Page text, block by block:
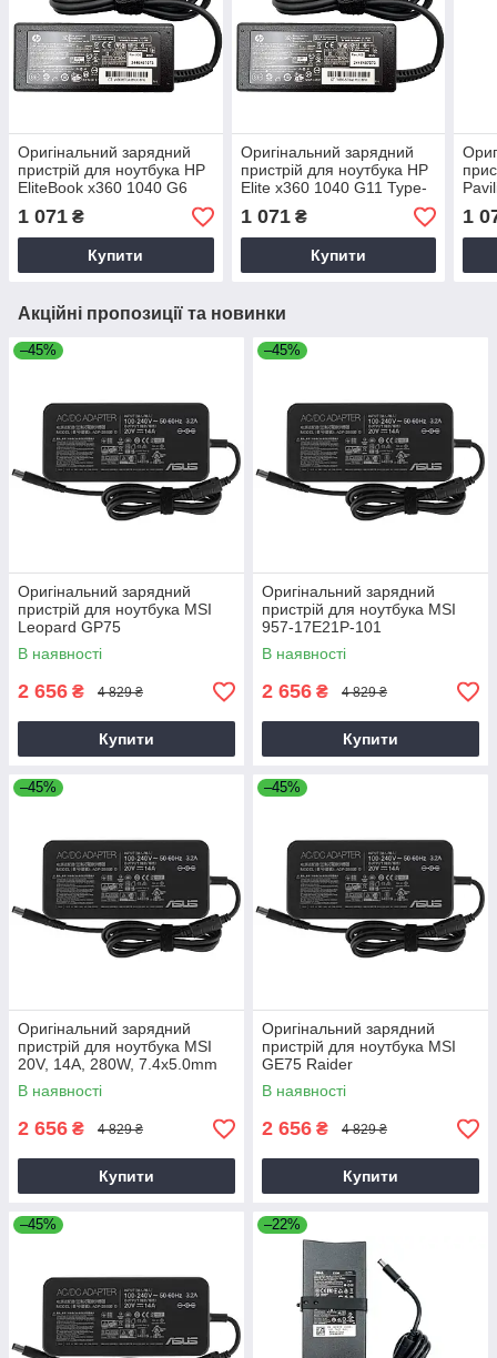
Оригінальний зарядний
пристрій для ноутбука HP
EliteBook x360 1040 G6
1 071 ₴
Купити
Оригінальний зарядний
пристрій для ноутбука HP
Elite x360 1040 G11 Type-
C
1 071₴
Купити
14-
1
Акційні пропозиції та новинки
–45%
Оригінальний зарядний
пристрій для ноутбука MSI
Leopard GP75
В наявності
2 656 ₴ 4 829 ₴
Купити
–45%
Оригінальний зарядний
пристрій для ноутбука MSI
957-17E21P-101
В наявності
2 656 ₴ 4 829 ₴
Купити
–45%
Оригінальний зарядний
пристрій для ноутбука MSI
20V, 14A, 280W, 7.4x5.0mm
В наявності
2 656 ₴ 4 829 ₴
Купити
–45%
Оригінальний зарядний
пристрій для ноутбука MSI
GE75 Raider
В наявності
2 656 ₴ 4 829 ₴
Купити
–45% –22%